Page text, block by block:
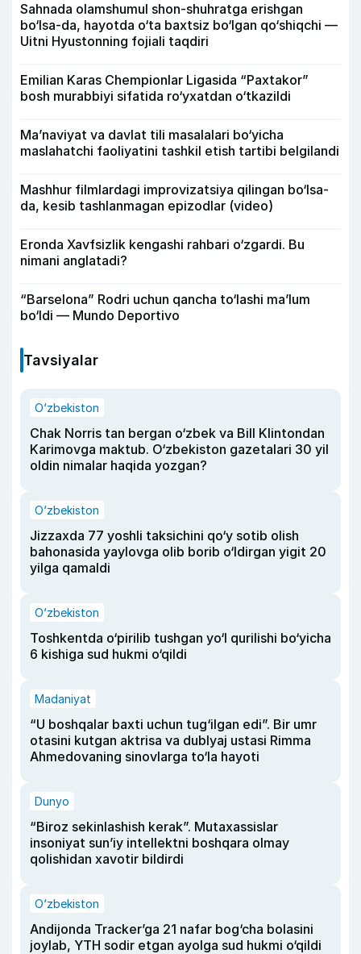
Sahnada olamshumul shon-shuhratga erishgan
bo‘lsa-da, hayotda o‘ta baxtsiz bo‘lgan qo‘shiqchi —
Uitni Hyustonning fojiali taqdiri
Emilian Karas Chempionlar Ligasida “Paxtakor”
bosh murabbiyi sifatida ro‘yxatdan o‘tkazildi
Ma’naviyat va davlat tili masalalari bo‘yicha
maslahatchi faoliyatini tashkil etish tartibi belgilandi
Mashhur filmlardagi improvizatsiya qilingan bo‘lsa-
da, kesib tashlanmagan epizodlar (video)
Eronda Xavfsizlik kengashi rahbari o‘zgardi. Bu
nimani anglatadi?
“Barselona” Rodri uchun qancha to‘lashi ma’lum
bo‘ldi — Mundo Deportivo
Tavsiyalar
O‘zbekiston
Chak Norris tan bergan o‘zbek va Bill Klintondan
Karimovga maktub. O‘zbekiston gazetalari 30 yil
oldin nimalar haqida yozgan?
O‘zbekiston
Jizzaxda 77 yoshli taksichini qo‘y sotib olish
bahonasida yaylovga olib borib o‘ldirgan yigit 20
yilga qamaldi
O‘zbekiston
Toshkentda o‘pirilib tushgan yo‘l qurilishi bo‘yicha
6 kishiga sud hukmi o‘qildi
Madaniyat
“U boshqalar baxti uchun tug‘ilgan edi”. Bir umr
otasini kutgan aktrisa va dublyaj ustasi Rimma
Ahmedovaning sinovlarga to‘la hayoti
Dunyo
“Biroz sekinlashish kerak”. Mutaxassislar
insoniyat sun’iy intellektni boshqara olmay
qolishidan xavotir bildirdi
O‘zbekiston
Andijonda Tracker’ga 21 nafar bog‘cha bolasini
joylab, YTH sodir etgan ayolga sud hukmi o‘qildi